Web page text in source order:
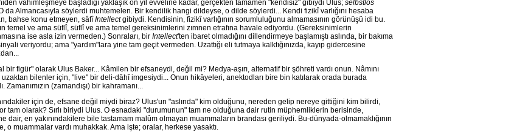
vahimleşmeye başladığı yaklaşık on yıl evveline kadar, gerçekten tamamen "kendisiz" gibiydi Ulus; selbstlos
da Almancasıyla söylerdi muhtemelen. Bir kendilik hangi dildeyse, o dilde söylerdi... Kendi fizikî varlığını hesaba
bahse konu etmeyen, sâfîIntellectgibiydi. Kendisinin, fizikî varlığının sorumluluğunu almamasının görünüşü idi bu.
temel ve ama süflî, süflî ve ama temel gereksinimlerini zımnen etrafına havale ediyordu. (Gereksinimlerin
ise asla izin vermeden.) Sonraları, bir Intellect'ten ibaret olmadığını dillendirmeye başlamıştı aslında, bir bakıma
veriyordu; ama "yardım"lara yine tam geçit vermeden. Uzattığı eli tutmaya kalktığınızda, kayıp gidercesine
bir figür" olarak Ulus Baker... Kâmilen bir efsaneydi, değil mi? Medya-aşırı, alternatif bir şöhreti vardı onun. Nâmını
uzaktan bilenler için, "live" bir deli-dâhî imgesiydi... Onun hikâyeleri, anektodları bire bin katılarak orada burada
Zamanımızın (zamandışı) bir kahramanı...
için de, efsane değil miydi biraz? Ulus'un "aslında" kim olduğunu, nereden gelip nereye gittiğini kim bilirdi,
tam olarak? Sırlı biriydi Ulus. O esnadaki "durumunun" tam ne olduğuna dair rutin müphemliklerin berisinde,
dair, en yakınındakilere bile tastamam malûm olmayan muammaların brandası geriliydi. Bu-dünyada-olmamaklığının
o muammalar vardı muhakkak. Ama işte; oralar, herkese yasaktı.